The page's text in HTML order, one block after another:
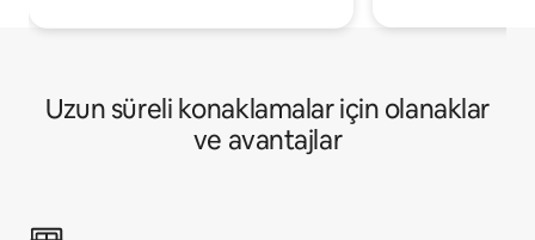
Uzun süreli konaklamalar için olanaklar
ve avantajlar